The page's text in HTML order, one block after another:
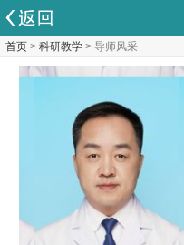
首页 > 科研教学 > 导师风采